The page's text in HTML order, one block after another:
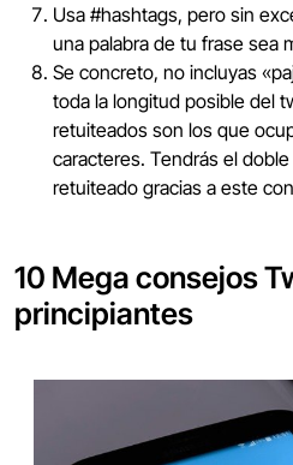
Usa #hashtags, pero sin
una palabra de tu frase sea
Se concreto, no incluyas
toda la longitud posible del
retuiteados son los que
caracteres. Tendrás el
retuiteado gracias a este
10 Mega consejos
principiantes